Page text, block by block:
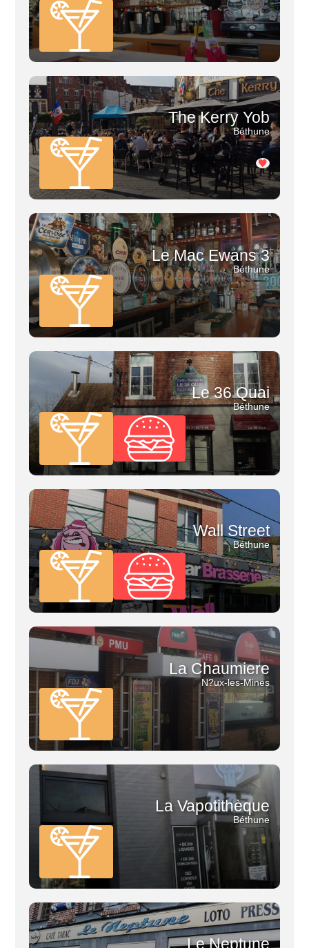
The Kerry Yob
Béthune
Le Mac Ewans 3
Béthune
Le 36 Quai
Béthune
Wall Street
Béthune
La Chaumiere
N?ux-les-Mines
La Vapotithèque
Béthune
Le Neptune